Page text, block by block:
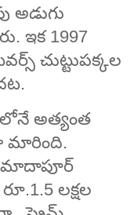
అడుగు
ఇక 1997
చుట్టుపక్కల
అత్యంత
మారింది.
మాదాపూర్
లక్షల